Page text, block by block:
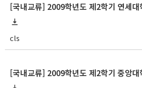
[국내교류] 2009학년도 제2학기 연세대
cls
[국내교류] 2009학년도 제2학기 중앙대